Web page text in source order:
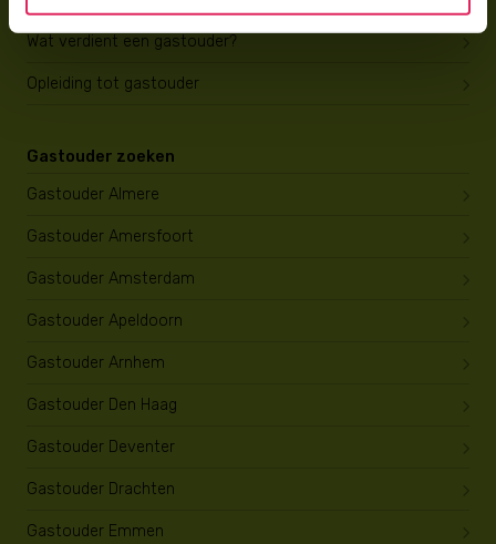
Wat verdient een gastouder?
Opleiding tot gastouder
Gastouder zoeken
Gastouder Almere
Gastouder Amersfoort
Gastouder Amsterdam
Gastouder Apeldoorn
Gastouder Arnhem
Gastouder Den Haag
Gastouder Deventer
Gastouder Drachten
Gastouder Emmen